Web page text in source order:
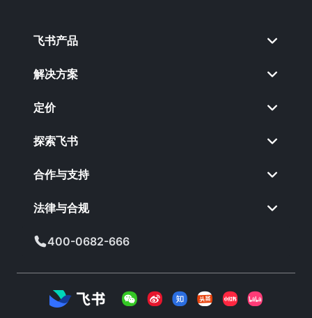
飞书产品
解决方案
定价
探索飞书
合作与支持
法律与合规
400-0682-666